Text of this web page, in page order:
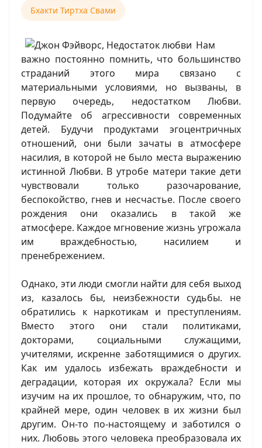
Бхакти Тиртха Свами
Нам
важно постоянно помнить, что большинство
страданий этого мира связано с
материальными условиями, но вызваны, в
первую очередь, недостатком Любви.
Подумайте об агрессивности современных
детей. Будучи продуктами эгоцентричных
отношений, они были зачаты в атмосфере
насилия, в которой не было места выражению
истинной Любви. В утробе матери такие дети
чувствовали только разочарование,
беспокойство, гнев и несчастье. После своего
рождения они оказались в такой же
атмосфере. Каждое мгновение жизнь угрожала
им враждебностью, насилием и
пренебрежением.
Однако, эти люди смогли найти для себя выход
из, казалось бы, неизбежности судьбы. не
обратились к наркотикам и преступлениям.
Вместо этого они стали политиками,
докторами, социальными служащими,
учителями, искренне заботящимися о других.
Как им удалось избежать враждебности и
деградации, которая их окружала? Если мы
изучим на их прошлое, то обнаружим, что, по
крайней мере, один человек в их жизни был
другим. Он-то по-настоящему и заботился о
них. Любовь этого человека преобразовала их